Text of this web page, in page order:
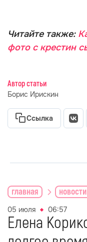
Читайте также:
фото с крестин
Автор статьи
Борис Ирискин
Ссылка
главная
05 июля 06:57
Елена